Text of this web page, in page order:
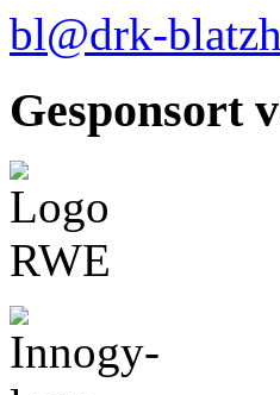
bl@drk-
Gesponsort